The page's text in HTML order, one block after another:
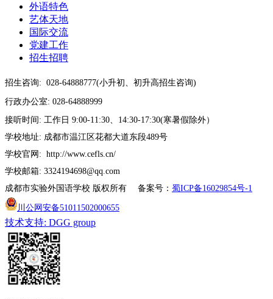
外语特色
艺体天地
国际交流
党建工作
招生招聘
招生咨询: 028-64888777(小升初、初升高招生咨询)
行政办公室: 028-64888999
接听时间: 工作日 9:00-11:30、14:30-17:30(寒暑假除外）
学校地址: 成都市温江区花都大道东段489号
学校官网: http://www.cefls.cn/
学校邮箱: 3324194698@qq.com
成都市实验外国语学校 版权所有 备案号： 蜀ICP备16029854号-1
川公网安备51011502000655
技术支持: DGG group